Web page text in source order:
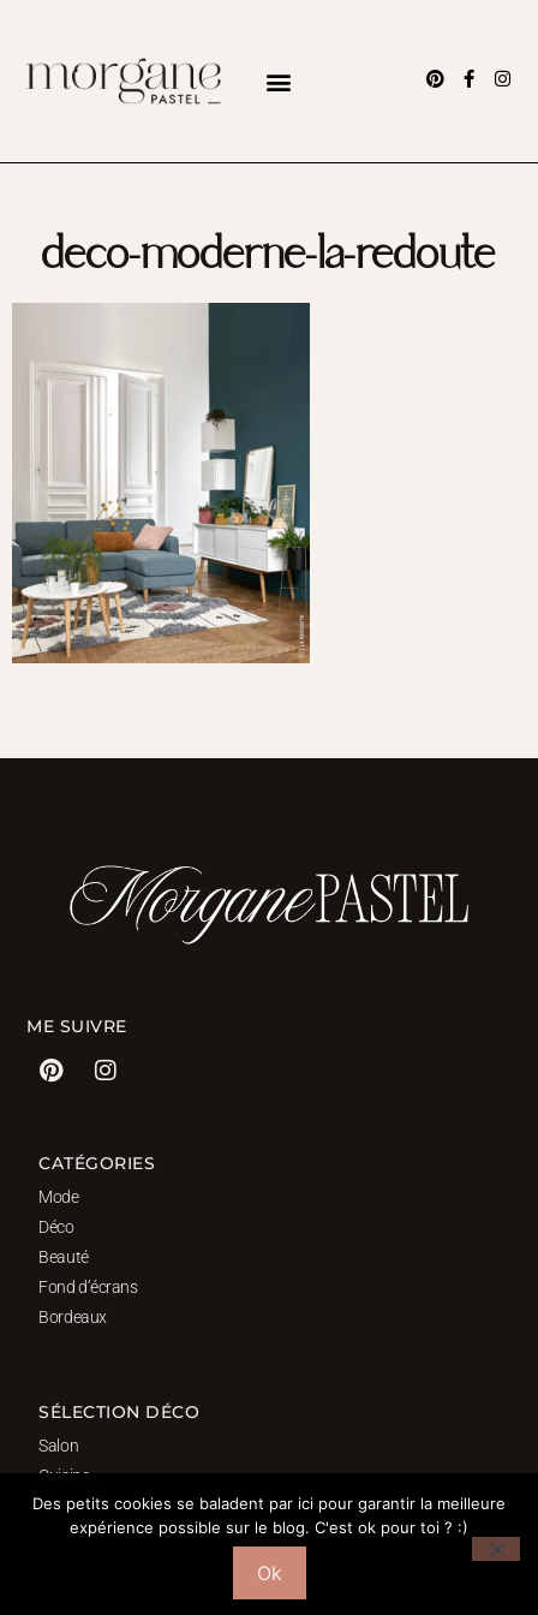
deco-moderne-la-redoute
ME SUIVRE
CATÉGORIES
Mode
Déco
Beauté
Fond d’écrans
Bordeaux
SÉLECTION DÉCO
Salon
Cuisine
Salle de bain
Chambre
Des petits cookies se baladent par ici pour garantir la meilleure
expérience possible sur le blog. C'est ok pour toi ? :)
Ok